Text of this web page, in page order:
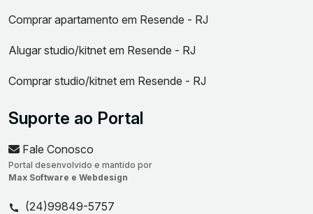
Comprar apartamento em Resende - RJ
Alugar studio/kitnet em Resende - RJ
Comprar studio/kitnet em Resende - RJ
Suporte ao Portal
Fale Conosco
Portal desenvolvido e mantido por
Max Software e Webdesign
(24)99849-5757